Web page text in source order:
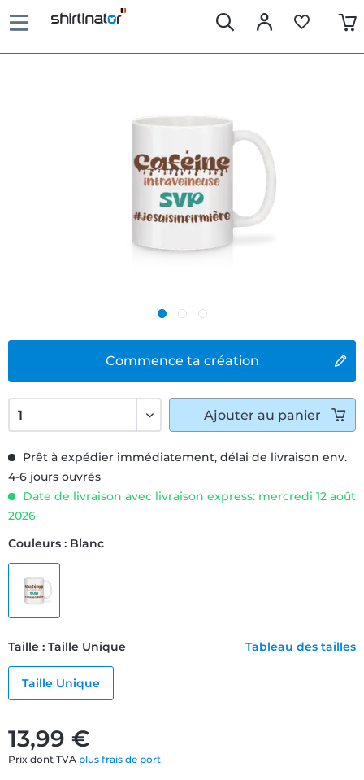
Commence ta création
13,99 €
Prix dont TVA plus frais de port
Prêt à expédier immédiatement, délai de livraison env.
4-6 jours ouvrés
Date de livraison avec livraison express: mercredi 12 août
2026
Couleurs : Blanc
Taille : Taille Unique Tableau des tailles
Taille Unique
Ajouter au panier